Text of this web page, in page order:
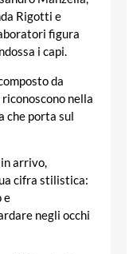
Rigotti e
figura
i capi.
da
nella
che porta sul
arrivo,
cifra stilistica:
e
negli occhi